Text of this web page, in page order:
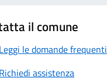
il comune
Leggi le domande frequenti
Richiedi assistenza